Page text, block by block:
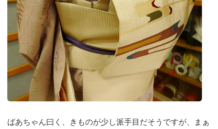
ばあちゃん曰く、きものが少し派手目だそうですが、まぁ